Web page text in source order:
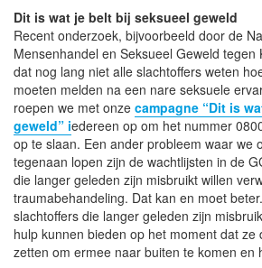
Dit is wat je belt bij seksueel geweld
Recent onderzoek, bijvoorbeeld door de
Mensenhandel en Seksueel Geweld tegen
dat nog lang niet alle slachtoffers weten
moeten melden na een nare seksuele
roepen we met onze campagne “Dit is
geweld” iedereen op om het nummer
op te slaan. Een ander probleem waar we
tegenaan lopen zijn de wachtlijsten in de
die langer geleden zijn misbruikt willen
traumabehandeling. Dat kan en moet
slachtoffers die langer geleden zijn
hulp kunnen bieden op het moment dat ze
zetten om ermee naar buiten te komen en